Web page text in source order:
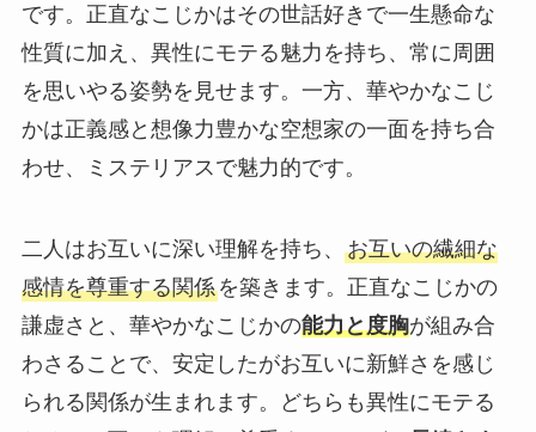
です。正直なこじかはその世話好きで一生懸命な
性質に加え、異性にモテる魅力を持ち、常に周囲
を思いやる姿勢を見せます。一方、華やかなこじ
かは正義感と想像力豊かな空想家の一面を持ち合
わせ、ミステリアスで魅力的です。
二人はお互いに深い理解を持ち、 お互いの繊細な
感情を尊重する関係を築きます。正直なこじかの
謙虚さと、華やかなこじかの能力と度胸が組み合
わさることで、安定したがお互いに新鮮さを感じ
られる関係が生まれます。どちらも異性にモテる